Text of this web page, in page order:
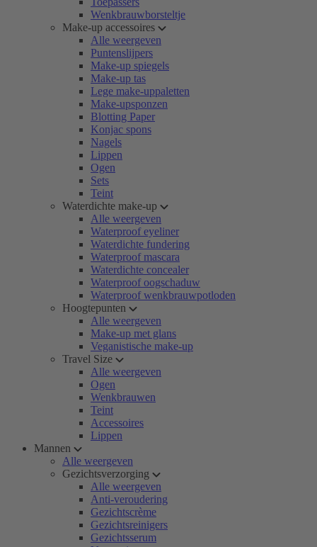
Wenkbrauwborsteltje
Make-up accessoires
Alle weergeven
Puntenslijpers
Make-up spiegels
Make-up tas
Lege make-uppaletten
Make-upsponzen
Blotting Paper
Konjac spons
Nagels
Lippen
Ogen
Sets
Teint
Waterdichte make-up
Alle weergeven
Waterproof eyeliner
Waterdichte fundering
Waterproof mascara
Waterdichte concealer
Waterproof oogschaduw
Waterproof wenkbrauwpotloden
Hoogtepunten
Alle weergeven
Make-up met glans
Veganistische make-up
Travel Size
Alle weergeven
Ogen
Wenkbrauwen
Teint
Accessoires
Lippen
Mannen
Alle weergeven
Gezichtsverzorging
Alle weergeven
Anti-veroudering
Gezichtscrème
Gezichtsreinigers
Gezichtsserum